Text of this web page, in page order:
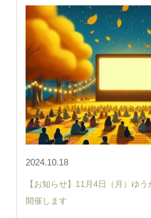
2024.10.18
【お知らせ】11月4日（月）ゆ
開催します